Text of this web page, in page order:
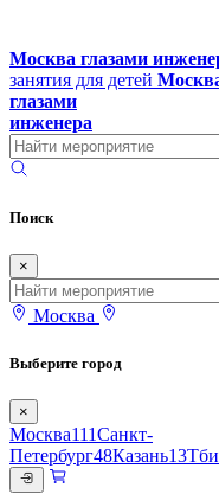
Москва глазами
занятия для детей
глазами
инженера
Поиск
×
Москва
Выберите город
×
Москва111Санкт-
Петербург48Казань13